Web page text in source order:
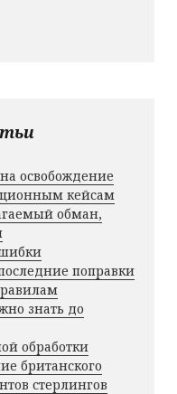
освобождение
кейсам
обман,
поправки
знать до
обработки
британского
стерлингов